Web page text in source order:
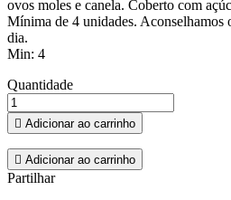
ovos moles e canela. Coberto com
Mínima de 4 unidades. Aconselhamos
dia.
Min: 4
Quantidade
 Adicionar ao carrinho
 Adicionar ao carrinho
Partilhar